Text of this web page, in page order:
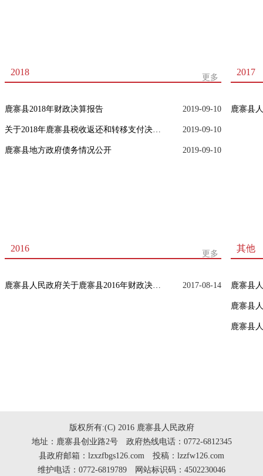
2018
更多
鹿寨县2018年财政决算报告 2019-09-10
关于2018年鹿寨县税收返还和转移支付决算说明 2019-09-10
鹿寨县地方政府债务情况公开 2019-09-10
2017
2016
更多
鹿寨县人民政府关于鹿寨县2016年财政决算草案的报告 2017-08-14
其他
版权所有:(C) 2016 鹿寨县人民政府
地址：鹿寨县创业路2号 政府热线电话：0772-6812345
县政府邮箱：lzxzfbgs126.com 投稿：lzzfw126.com
维护电话：0772-6819789 网站标识码：4502230046